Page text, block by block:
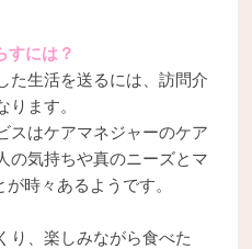
すには？
た生活を送るには、訪問介
ます。
スはケアマネジャーのケア
の気持ちや真のニーズとマ
時々あるようです。
り、楽しみながら食べた